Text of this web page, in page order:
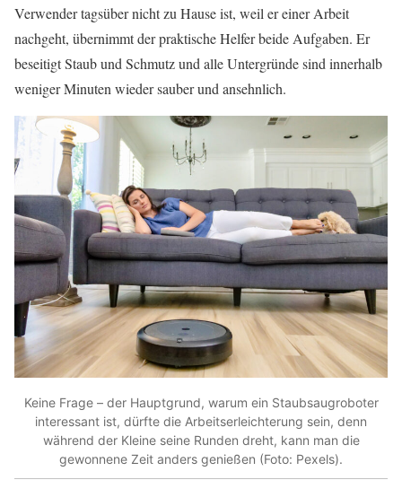
Verwender tagsüber nicht zu Hause ist, weil er einer Arbeit
nachgeht, übernimmt der praktische Helfer beide Aufgaben. Er
beseitigt Staub und Schmutz und alle Untergründe sind innerhalb
weniger Minuten wieder sauber und ansehnlich.
Keine Frage – der Hauptgrund, warum ein Staubsaugroboter
interessant ist, dürfte die Arbeitserleichterung sein, denn
während der Kleine seine Runden dreht, kann man die
gewonnene Zeit anders genießen (Foto: Pexels).